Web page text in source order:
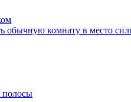
обычную комнату в место
полосы